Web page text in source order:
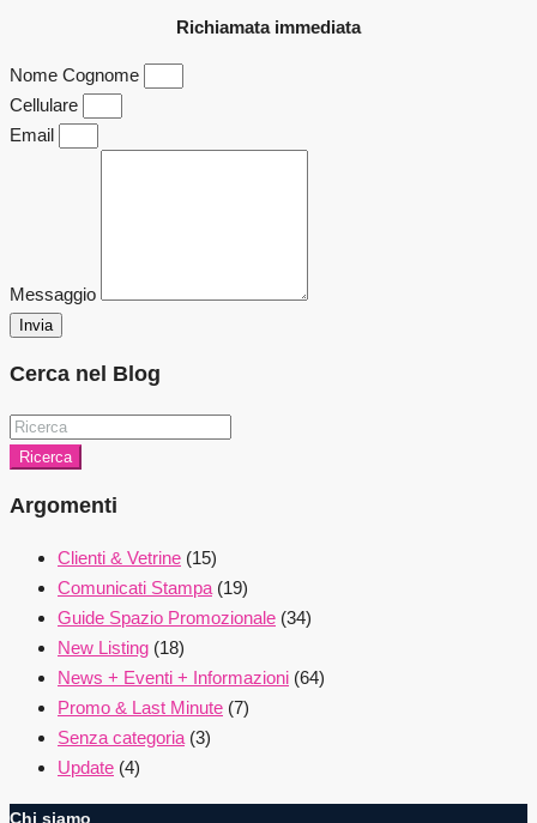
Richiamata immediata
Nome Cognome
Cellulare
Email
Messaggio
Invia
Cerca nel Blog
Ricerca
Argomenti
Clienti & Vetrine (15)
Comunicati Stampa (19)
Guide Spazio Promozionale (34)
New Listing (18)
News + Eventi + Informazioni (64)
Promo & Last Minute (7)
Senza categoria (3)
Update (4)
Chi siamo